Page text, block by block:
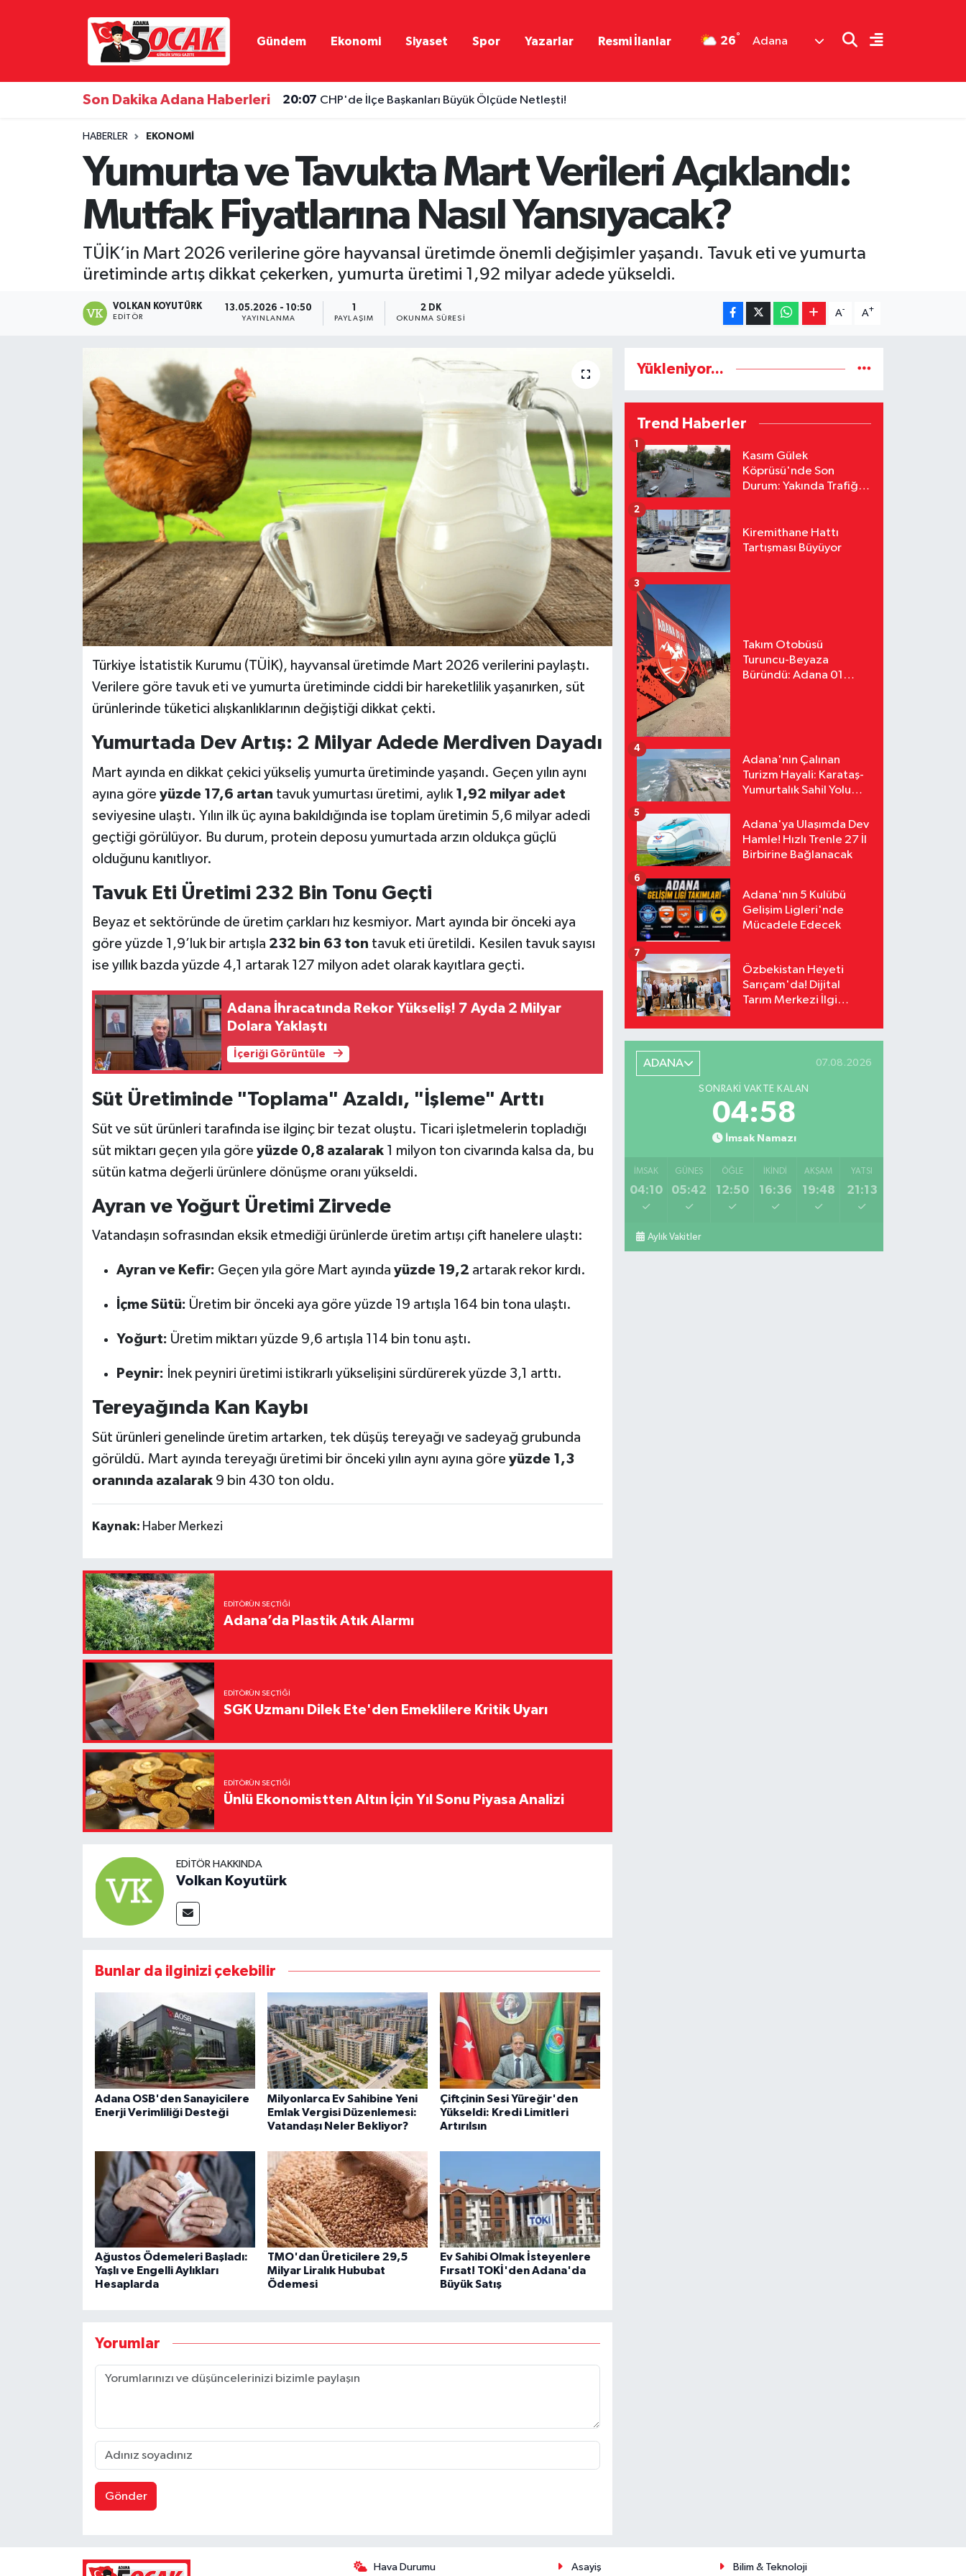
Gündem Ekonomi Siyaset Spor Yazarlar Resmi İlanlar 26° Adana
Son Dakika Adana Haberleri 20:07 CHP'de İlçe Başkanları Büyük Ölçüde Netleşti!
HABERLER EKONOMI
Yumurta ve Tavukta Mart Verileri Açıklandı:
Mutfak Fiyatlarına Nasıl Yansıyacak?
TÜİK’in Mart 2026 verilerine göre hayvansal üretimde önemli değişimler yaşandı. Tavuk eti ve yumurta
üretiminde artış dikkat çekerken, yumurta üretimi 1,92 milyar adede yükseldi.
VOLKAN KOYUTÜRK
EDITÖR
13.05.2026 - 10:50
YAYINLANMA PAYLAŞIM
2 DK
OKUNMA SÜRESI
A- A+
Türkiye İstatistik Kurumu (TÜİK), hayvansal üretimde Mart 2026 verilerini paylaştı.
Verilere göre tavuk eti ve yumurta üretiminde ciddi bir hareketlilik yaşanırken, süt
ürünlerinde tüketici alışkanlıklarının değiştiği dikkat çekti.
Yumurtada Dev Artış: 2 Milyar Adede Merdiven Dayadı
Mart ayında en dikkat çekici yükseliş yumurta üretiminde yaşandı. Geçen yılın aynı
ayına göre yüzde 17,6 artan tavuk yumurtası üretimi, aylık 1,92 milyar adet
seviyesine ulaştı. Yılın ilk üç ayına bakıldığında ise toplam üretimin 5,6 milyar adedi
geçtiği görülüyor. Bu durum, protein deposu yumurtada arzın oldukça güçlü
olduğunu kanıtlıyor.
Tavuk Eti Üretimi 232 Bin Tonu Geçti
Beyaz et sektöründe de üretim çarkları hız kesmiyor. Mart ayında bir önceki aya
göre yüzde 1,9’luk bir artışla 232 bin 63 ton tavuk eti üretildi. Kesilen tavuk sayısı
ise yıllık bazda yüzde 4,1 artarak 127 milyon adet olarak kayıtlara geçti.
Adana İhracatında Rekor Yükseliş! 7 Ayda 2 Milyar
Dolara Yaklaştı
İçeriği Görüntüle
Süt Üretiminde "Toplama" Azaldı, "İşleme" Arttı
Süt ve süt ürünleri tarafında ise ilginç bir tezat oluştu. Ticari işletmelerin topladığı
süt miktarı geçen yıla göre yüzde 0,8 azalarak1 milyon ton civarında kalsa da, bu
sütün katma değerli ürünlere dönüşme oranı yükseldi.
Ayran ve Yoğurt Üretimi Zirvede
Vatandaşın sofrasından eksik etmediği ürünlerde üretim artışı çift hanelere ulaştı:
Ayran ve Kefir: Geçen yıla göre Mart ayında yüzde 19,2 artarak rekor kırdı.
İçme Sütü: Üretim bir önceki aya göre yüzde 19 artışla 164 bin tona ulaştı.
Yoğurt: Üretim miktarı yüzde 9,6 artışla 114 bin tonu aştı.
Peynir: İnek peyniri üretimi istikrarlı yükselişini sürdürerek yüzde 3,1 arttı.
Tereyağında Kan Kaybı
Süt ürünleri genelinde üretim artarken, tek düşüş tereyağı ve sadeyağ grubunda
görüldü. Mart ayında tereyağı üretimi bir önceki yılın aynı ayına göre yüzde 1,3
oranında azalarak9 bin 430 ton oldu.
Kaynak: Haber Merkezi
EDITÖRÜN SEÇTIĞI
Adana’da Plastik Atık Alarmı
EDITÖRÜN SEÇTIĞI
SGK Uzmanı Dilek Ete'den Emeklilere Kritik Uyarı
EDITÖRÜN SEÇTIĞI
Ünlü Ekonomistten Altın İçin Yıl Sonu Piyasa Analizi
EDITÖR HAKKINDA
Volkan Koyutürk
Bunlar da ilginizi çekebilir
Adana OSB'den Sanayicilere
Enerji Verimliliği Desteği
Milyonlarca Ev Sahibine Yeni
Emlak Vergisi Düzenlemesi:
Vatandaşı Neler Bekliyor?
Çiftçinin Sesi Yüreğir'den
Yükseldi: Kredi Limitleri
Artırılsın
Ağustos Ödemeleri Başladı:
Yaşlı ve Engelli Aylıkları
Hesaplarda
TMO'dan Üreticilere 29,5
Milyar Liralık Hububat
Ödemesi
Ev Sahibi Olmak İsteyenlere
Fırsat! TOKİ'den Adana'da
Büyük Satış
Yorumlar
Gönder
Yükleniyor...
Trend Haberler
Kasım Gülek
Köprüsü'nde Son
Durum: Yakında Trafiğe
1
Kiremithane Hattı
Tartışması Büyüyor
2
Takım Otobüsü
Turuncu-Beyaza
Büründü: Adana 01
3
Adana'nın Çalınan
Turizm Hayali: Karataş-
Yumurtalık Sahil Yolu
4
Adana'ya Ulaşımda Dev
Hamle! Hızlı Trenle 27 İl
Birbirine Bağlanacak
5
Adana'nın 5 Kulübü
Gelişim Ligleri'nde
Mücadele Edecek
6
Özbekistan Heyeti
Sarıçam'da! Dijital
Tarım Merkezi İlgi
7
ADANA 07.08.2026
SONRAKI VAKTE KALAN
04:57
İmsak Namazı
İMSAK
04:10
GÜNEŞ
05:42
ÖĞLE
12:50
İKINDI
16:36
AKŞAM
19:48
YATSI
21:13
Aylık Vakitler
Hava Durumu Asayiş Bilim & Teknoloji
Gündem
Haber Reklam
Resmi İlanlar
Siyaset
Yerel Yönetimler
Yurttan
Hava Durumu
Tüm Manşetler
Son Dakika Haberleri